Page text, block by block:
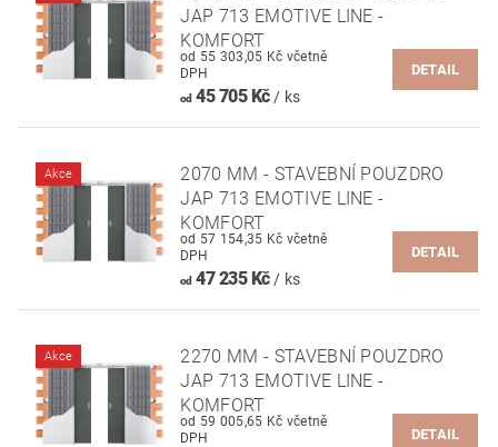
JAP 713 EMOTIVE LINE -
KOMFORT
od 55 303,05 Kč včetně
DPH
od45 705 Kč / ks
DETAIL
Akce
2070 MM - STAVEBNÍ POUZDRO
JAP 713 EMOTIVE LINE -
KOMFORT
od 57 154,35 Kč včetně
DPH
od47 235 Kč/ ks
DETAIL
Akce
2270 MM - STAVEBNÍ POUZDRO
JAP 713 EMOTIVE LINE -
KOMFORT
od 59 005,65 Kč včetně
DPH
DETAIL